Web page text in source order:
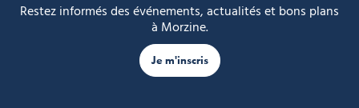
Restez informés des événements, actualités et bons plans
à Morzine.
Je m'inscris